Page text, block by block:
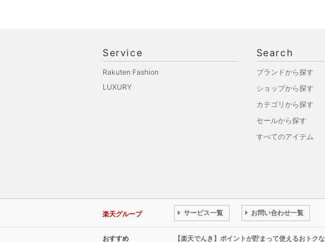
Service
Rakuten Fashion
LUXURY
Search
ブランドから探す
ショップから探す
カテゴリから探す
セールから探す
すべてのアイテム
楽天グループ サービス一覧 お問い合わせ一覧
おすすめ 【楽天でんき】ポイントが貯まって使えるおトク